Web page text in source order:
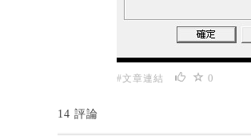
#文章連結 0
14 評論